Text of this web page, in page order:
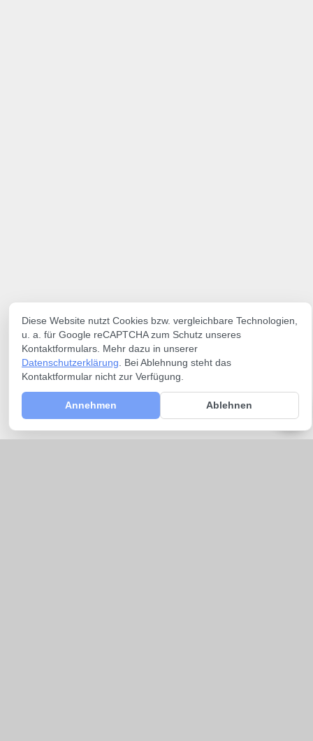
Diese Website nutzt Cookies bzw. vergleichbare Technologien,
u. a. für Google reCAPTCHA zum Schutz unseres
Kontaktformulars. Mehr dazu in unserer
Datenschutzerklärung . Bei Ablehnung steht das
Kontaktformular nicht zur Verfügung.
Annehmen Ablehnen